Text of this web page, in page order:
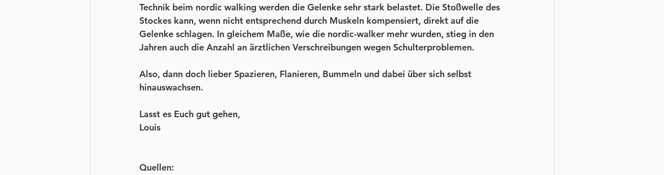
Technik beim nordic walking werden die Gelenke sehr stark belastet. Die Stoßwelle des
Stockes kann, wenn nicht entsprechend durch Muskeln kompensiert, direkt auf die
Gelenke schlagen. In gleichem Maße, wie die nordic-walker mehr wurden, stieg in den
Jahren auch die Anzahl an ärztlichen Verschreibungen wegen Schulterproblemen.
Also, dann doch lieber Spazieren, Flanieren, Bummeln und dabei über sich selbst
hinauswachsen.
Lasst es Euch gut gehen,
Louis
Quellen: